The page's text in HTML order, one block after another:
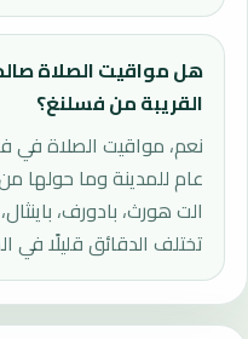
هل مواقيت الصلاة
القريبة من فسلنغ؟
نعم، مواقيت الصلاة في
عام للمدينة وما حولها
الت هورث، بادورف،
تختلف الدقائق قليلًا في